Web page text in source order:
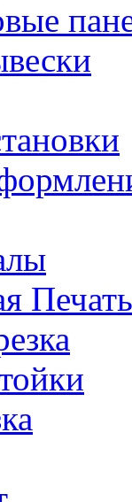
Печать